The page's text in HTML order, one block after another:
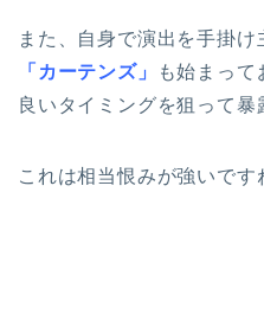
また、自身で演出を手掛け
「カーテンズ」
も始まっ
良いタイミングを狙って暴
これは相当恨みが強いです